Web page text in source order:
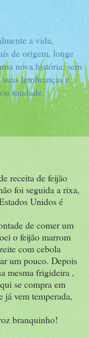
a vida,
de origem, longe
nova história; sem
lembranças e
saudade.
receita de feijão
foi seguida a rixa,
Unidos é
de comer um
o feijão marrom
com cebola
um pouco. Depois
mesma frigideira ,
se compra em
já vem temperada,
branquinho!